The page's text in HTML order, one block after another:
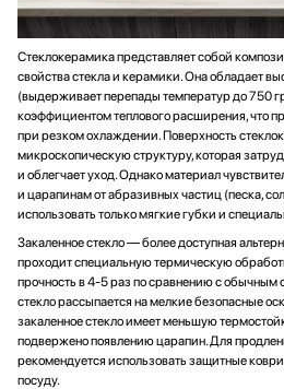
Стеклокерамика представляет собой
свойства стекла и керамики. Она обладает
(выдерживает перепады температур до 750
коэффициентом теплового расширения, что
при резком охлаждении. Поверхность
микроскопическую структуру, которая
и облегчает уход. Однако материал
и царапинам от абразивных частиц (песка,
использовать только мягкие губки и
Закаленное стекло — более доступная
проходит специальную термическую
прочность в 4-5 раз по сравнению с обычным
стекло рассыпается на мелкие безопасные
закаленное стекло имеет меньшую
подвержено появлению царапин. Для
рекомендуется использовать защитные
посуду.